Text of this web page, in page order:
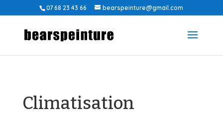
07 68 23 43 66 bearspeinture@gmail.com
Climatisation